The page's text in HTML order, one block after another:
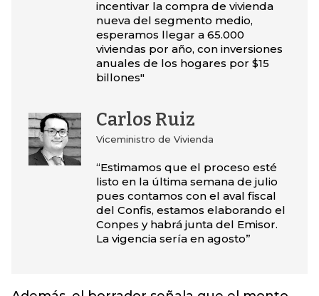
incentivar la compra de vivienda
nueva del segmento medio,
esperamos llegar a 65.000
viviendas por año, con inversiones
anuales de los hogares por $15
billones"
Carlos Ruiz
Viceministro de Vivienda
“Estimamos que el proceso esté
listo en la última semana de julio
pues contamos con el aval fiscal
del Confis, estamos elaborando el
Conpes y habrá junta del Emisor.
La vigencia sería en agosto”